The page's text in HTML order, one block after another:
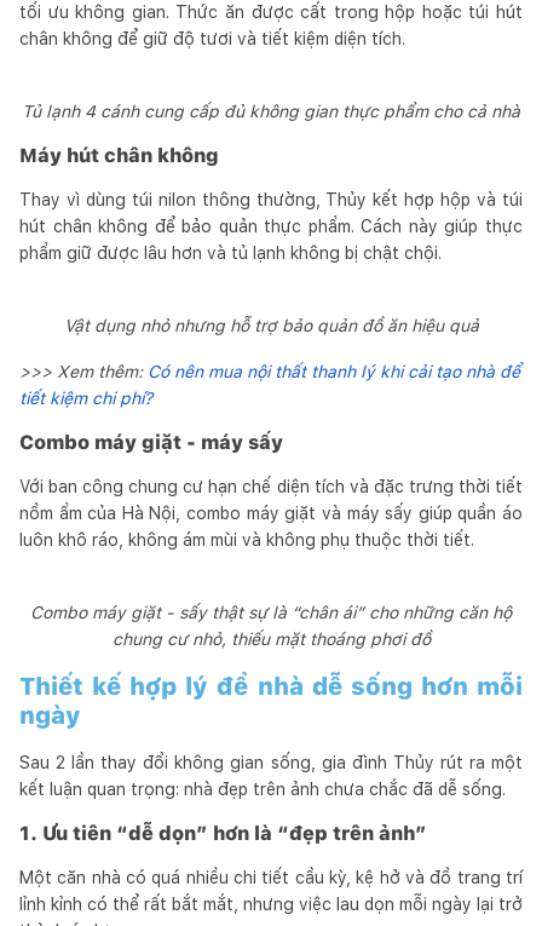
tối ưu không gian. Thức ăn được cất trong hộp hoặc túi hút
chân không để giữ độ tươi và tiết kiệm diện tích.
Tủ lạnh 4 cánh cung cấp đủ không gian thực phẩm cho cả nhà
Máy hút chân không
Thay vì dùng túi nilon thông thường, Thủy kết hợp hộp và túi
hút chân không để bảo quản thực phẩm. Cách này giúp thực
phẩm giữ được lâu hơn và tủ lạnh không bị chật chội.
Vật dụng nhỏ nhưng hỗ trợ bảo quản đồ ăn hiệu quả
>>> Xem thêm: Có nên mua nội thất thanh lý khi cải tạo nhà để
tiết kiệm chi phí?
Combo máy giặt - máy sấy
Với ban công chung cư hạn chế diện tích và đặc trưng thời tiết
nồm ẩm của Hà Nội, combo máy giặt và máy sấy giúp quần áo
luôn khô ráo, không ám mùi và không phụ thuộc thời tiết.
Combo máy giặt - sấy thật sự là “chân ái” cho những căn hộ
chung cư nhỏ, thiếu mặt thoáng phơi đồ
Thiết kế hợp lý để nhà dễ sống hơn mỗi
ngày
Sau 2 lần thay đổi không gian sống, gia đình Thủy rút ra một
kết luận quan trọng: nhà đẹp trên ảnh chưa chắc đã dễ sống.
1. Ưu tiên “dễ dọn” hơn là “đẹp trên ảnh”
Một căn nhà có quá nhiều chi tiết cầu kỳ, kệ hở và đồ trang trí
lỉnh kỉnh có thể rất bắt mắt, nhưng việc lau dọn mỗi ngày lại trở